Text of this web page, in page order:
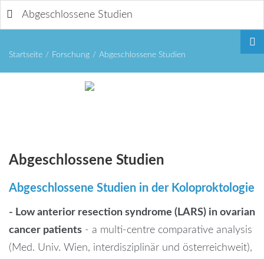
Abgeschlossene Studien
Startseite / Forschung / Abgeschlossene Studien
Abgeschlossene Studien
Abgeschlossene Studien in der Koloproktologie
- Low anterior resection syndrome (LARS) in ovarian
cancer patients - a multi-centre comparative analysis
(Med. Univ. Wien, interdisziplinär und österreichweit),
Me
Forgot